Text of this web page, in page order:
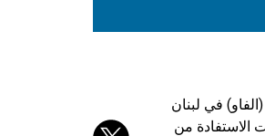
في لبنان
الاستفادة من